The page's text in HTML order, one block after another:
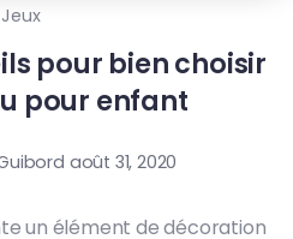
Jeux
pour bien choisir
pour enfant
août 31, 2020
un élément de décoration